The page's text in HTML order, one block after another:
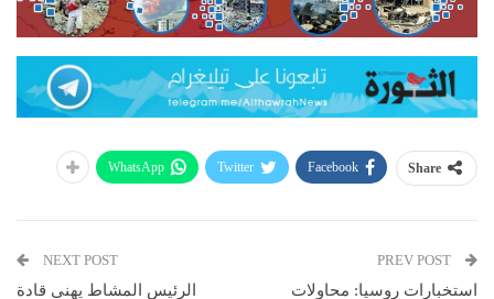
Share
Facebook
Twitter
WhatsApp
استخبارات روسيا: محاولات
NEXT POST
الرئيس المشاط يهني قادة